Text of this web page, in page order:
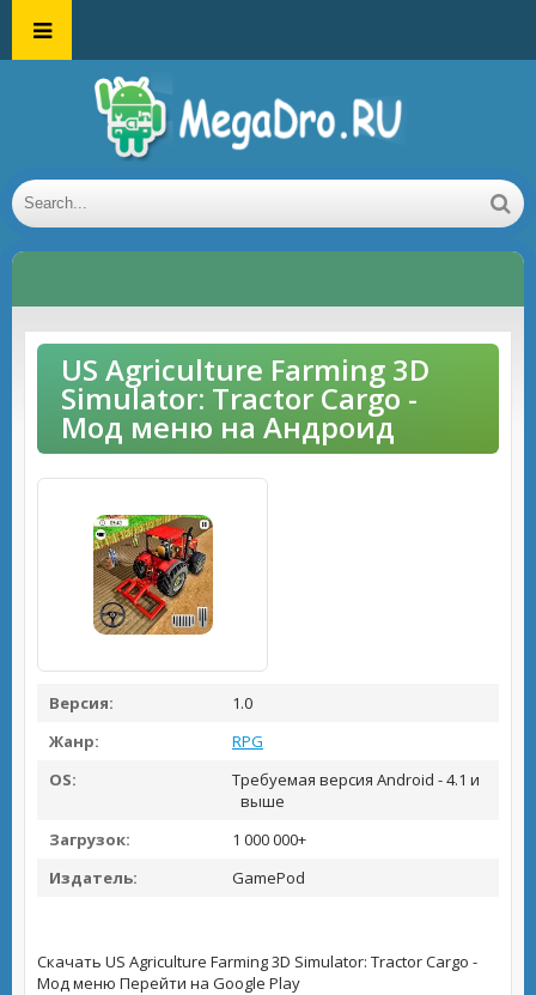
US Agriculture Farming 3D
Simulator: Tractor Cargo -
Мод меню на Андроид
Версия:
1.0
Жанр:
RPG
OS:
Требуемая версия Android - 4.1 и
выше
Загрузок:
1 000 000+
Издатель:
GamePod
Скачать US Agriculture Farming 3D Simulator: Tractor Cargo -
Мод меню Перейти на Google Play